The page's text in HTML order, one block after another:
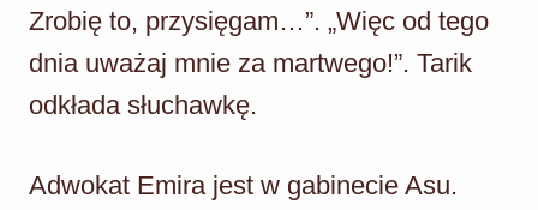
Zrobię to, przysięgam…”. „Więc od tego
dnia uważaj mnie za martwego!”. Tarik
odkłada słuchawkę.
Adwokat Emira jest w gabinecie Asu.